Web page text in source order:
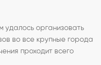
удалось организовать
во все крупные города
проходит всего